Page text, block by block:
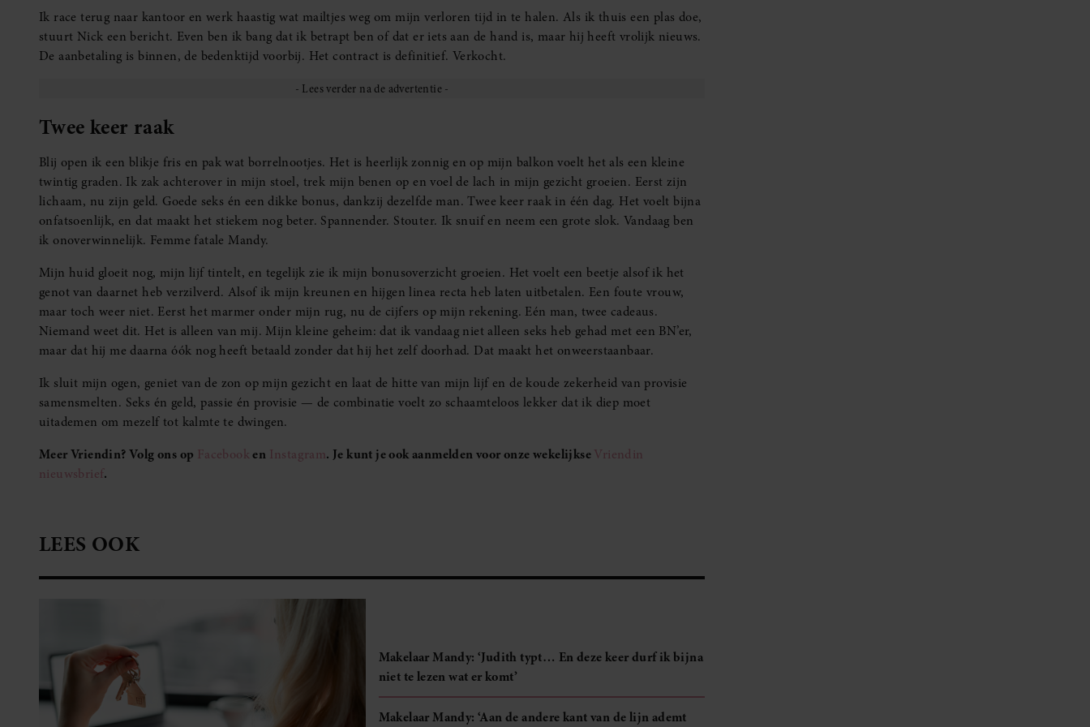
Ik race terug naar kantoor en werk haastig wat mailtjes weg om mijn verloren tijd in te halen. Als ik thuis een plas doe,
stuurt Nick een bericht. Even ben ik bang dat ik betrapt ben of dat er iets aan de hand is, maar hij heeft vrolijk nieuws.
De aanbetaling is binnen, de bedenktijd voorbij. Het contract is definitief. Verkocht.
Twee keer raak
Blij open ik een blikje fris en pak wat borrelnootjes. Het is heerlijk zonnig en op mijn balkon voelt het als een kleine
twintig graden. Ik zak achterover in mijn stoel, trek mijn benen op en voel de lach in mijn gezicht groeien. Eerst zijn
lichaam, nu zijn geld. Goede seks én een dikke bonus, dankzij dezelfde man. Twee keer raak in één dag. Het voelt bijna
onfatsoenlijk, en dat maakt het stiekem nog beter. Spannender. Stouter. Ik snuif en neem een grote slok. Vandaag ben
ik onoverwinnelijk. Femme fatale Mandy.
Mijn huid gloeit nog, mijn lijf tintelt, en tegelijk zie ik mijn bonusoverzicht groeien. Het voelt een beetje alsof ik het
genot van daarnet heb verzilverd. Alsof ik mijn kreunen en hijgen linea recta heb laten uitbetalen. Een foute vrouw,
maar toch weer niet. Eerst het marmer onder mijn rug, nu de cijfers op mijn rekening. Eén man, twee cadeaus.
Niemand weet dit. Het is alleen van mij. Mijn kleine geheim: dat ik vandaag niet alleen seks heb gehad met een BN’er,
maar dat hij me daarna óók nog heeft betaald zonder dat hij het zelf doorhad. Dat maakt het onweerstaanbaar.
Ik sluit mijn ogen, geniet van de zon op mijn gezicht en laat de hitte van mijn lijf en de koude zekerheid van provisie
samensmelten. Seks én geld, passie én provisie — de combinatie voelt zo schaamteloos lekker dat ik diep moet
uitademen om mezelf tot kalmte te dwingen.
Meer Vriendin? Volg ons op Facebooken Instagram. Je kunt je ook aanmelden voor onze wekelijkseVriendin
nieuwsbrief.
LEES OOK
Makelaar Mandy: ‘Judith typt… En deze keer durf ik bijna
niet te lezen wat er komt’
Makelaar Mandy: ‘Aan de andere kant van de lijn ademt